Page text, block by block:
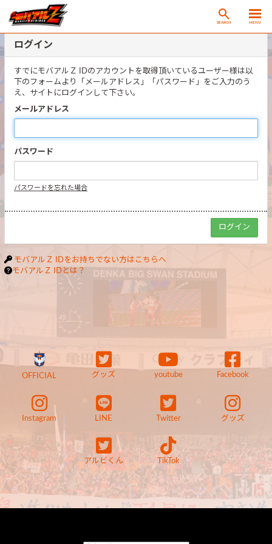
SEARCH MENU
ログイン
すでにモバアルＺ IDのアカウントを取得頂いているユーザー様は以
下のフォームより「メールアドレス」「パスワード」をご入力のう
え、サイトにログインして下さい。
メールアドレス
パスワード
パスワードを忘れた場合
モバアルＺ IDをお持ちでない方はこちらへ
モバアルＺ IDとは？
OFFICIAL グッズ youtube Facebook
Instagram LINE Twitter グッズ
アルビくん TikTok